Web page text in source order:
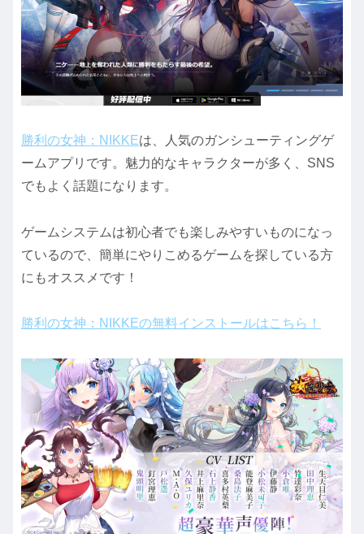
勝利の女神：NIKKEは、人気のガンシューティングゲ
ームアプリです。魅力的なキャラクターが多く、SNS
でもよく話題になります。
ゲームシステムは初心者でも楽しみやすいものになっ
ているので、簡単にやりこめるゲームを探している方
にもオススメです！
勝利の女神：NIKKEの無料インストールはこちら！